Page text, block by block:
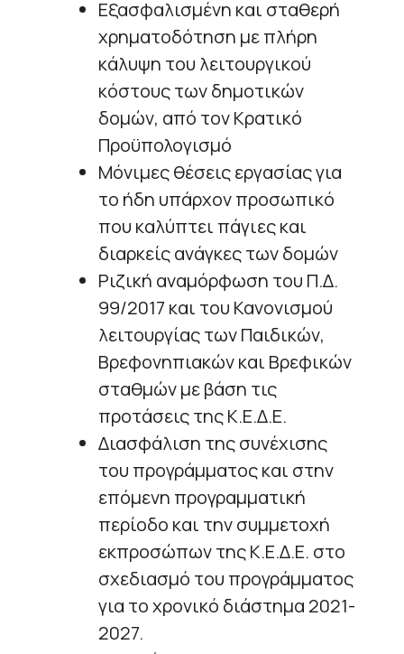
Εξασφαλισμένη και σταθερή
χρηματοδότηση με πλήρη
κάλυψη του λειτουργικού
κόστους των δημοτικών
δομών, από τον Κρατικό
Προϋπολογισμό
Μόνιμες θέσεις εργασίας για
το ήδη υπάρχον προσωπικό
που καλύπτει πάγιες και
διαρκείς ανάγκες των δομών
Ριζική αναμόρφωση του Π.Δ.
99/2017 και του Κανονισμού
λειτουργίας των Παιδικών,
Βρεφονηπιακών και Βρεφικών
σταθμών με βάση τις
προτάσεις της Κ.Ε.Δ.Ε.
Διασφάλιση της συνέχισης
του προγράμματος και στην
επόμενη προγραμματική
περίοδο και την συμμετοχή
εκπροσώπων της Κ.Ε.Δ.Ε. στο
σχεδιασμό του προγράμματος
για το χρονικό διάστημα 2021-
2027.